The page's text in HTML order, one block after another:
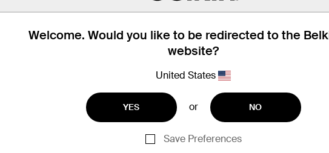
Welcome. Would you like to be redirected to the
website?
United States
YES or NO
Save Preferences
支援